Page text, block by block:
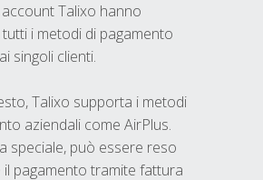
Talixo hanno
i metodi di pagamento
singoli clienti.
Talixo supporta i metodi
aziendali come AirPlus.
speciale, può essere reso
il pagamento tramite fattura